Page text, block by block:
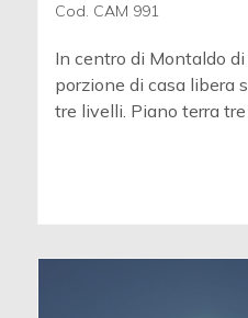
Cod. CAM 991
In centro di Montaldo
porzione di casa libera
tre livelli. Piano terra tre